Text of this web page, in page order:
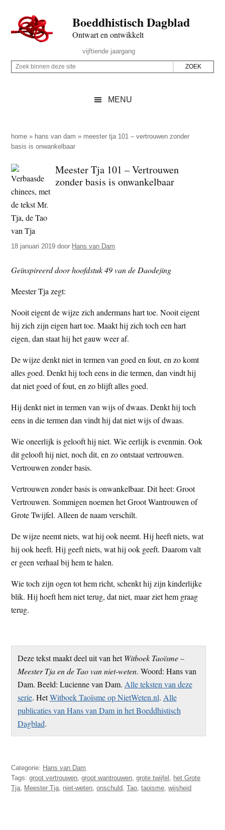
naar
de
inhoud
secondary
naar
de
sidebar
naar
de
Boeddhistisch Dagblad
Ontwart en ontwikkelt
Rechts
vijftiende jaargang
Z
p
d
e
z
e
s
i
t
e
Z
i
n
e
n
d
e
z
e
s
t
e
MENU
home » hans van dam » meester tja 101 – vertrouwen zonder
basis is onwankelbaar
Meester Tja 101 – Vertrouwen
zonder basis is onwankelbaar
18 januari 2019 door Hans van Dam
Geïnspireerd door hoofdstuk 49 van de Daodejing
Meester Tja zegt:
Nooit eigent de wijze zich andermans hart toe. Nooit eigent
hij zich zijn eigen hart toe. Maakt hij zich toch een hart
eigen, dan staat hij het gauw weer af.
De wijze denkt niet in termen van goed en fout, en zo komt
alles goed. Denkt hij toch eens in die termen, dan vindt hij
dat niet goed of fout, en zo blijft alles goed.
Hij denkt niet in termen van wijs of dwaas. Denkt hij toch
eens in die termen dan vindt hij dat niet wijs of dwaas.
Wie oneerlijk is gelooft hij niet. Wie eerlijk is evenmin. Ook
dit gelooft hij niet, noch dit, en zo ontstaat vertrouwen.
Vertrouwen zonder basis.
Vertrouwen zonder basis is onwankelbaar. Dit heet: Groot
Vertrouwen. Sommigen noemen het Groot Wantrouwen of
Grote Twijfel. Alleen de naam verschilt.
De wijze neemt niets, wat hij ook neemt. Hij heeft niets, wat
hij ook heeft. Hij geeft niets, wat hij ook geeft. Daarom valt
er geen verhaal bij hem te halen.
Wie toch zijn ogen tot hem richt, schenkt hij zijn kinderlijke
blik. Hij hoeft hem niet terug, dat niet, maar ziet hem graag
terug.
Deze tekst maakt deel uit van hetWitboek Taoïsme –
Meester Tja en de Tao van niet-weten. Woord: Hans van
Dam. Beeld: Lucienne van Dam. Alle teksten van deze
serie. HetWitboek Taoïsme op NietWeten.nl. Alle
publicaties van Hans van Dam in het Boeddhistisch
Dagblad.
Categorie: Hans van Dam
Tags:groot vertrouwen,groot wantrouwen,grote twijfel , het Grote
Tja, Meester Tja, niet-weten,onschuld,Tao,taoisme,wijsheid